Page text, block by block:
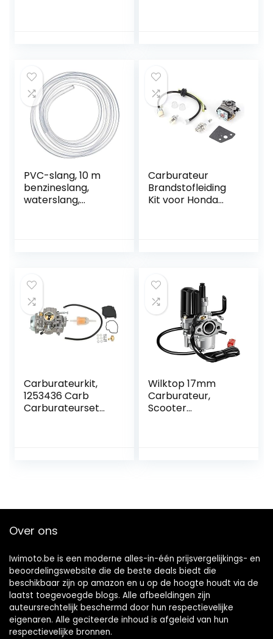
Gebouwd onder
strikte
standaardcontrole
PVC-slang, 10 m
benzineslang,
waterslang,
Carburateur
Brandstofleiding
Kit voor Honda
Carburateurkit,
1253436 Carb
Carburateurset
Wilktop 17mm
Carburateur,
Scooter
Over ons
Iwimoto.be is een moderne alles-in-één prijsvergelijkings- en
beoordelingswebsite die de beste deals biedt die
beschikbaar zijn op amazon en u op de hoogte houdt via de
laatst toegevoegde blogs. Alle afbeeldingen zijn
auteursrechtelijk beschermd door hun respectievelijke
eigenaren. Alle geciteerde inhoud is afgeleid van hun
respectievelijke bronnen.